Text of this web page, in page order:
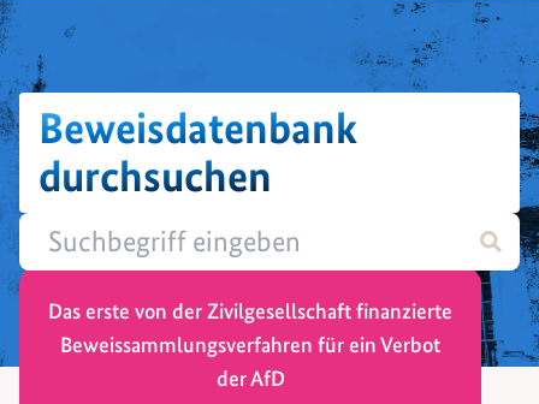
Beweisdatenbank
durchsuchen
Das erste von der Zivilgesellschaft finanzierte
Beweissammlungsverfahren für ein Verbot
der AfD